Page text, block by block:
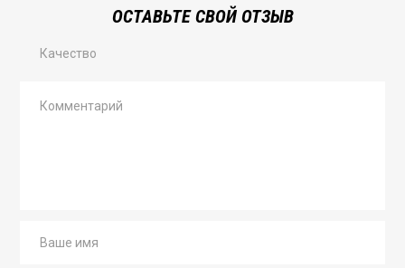
ОСТАВЬТЕ СВОЙ ОТЗЫВ
Качество